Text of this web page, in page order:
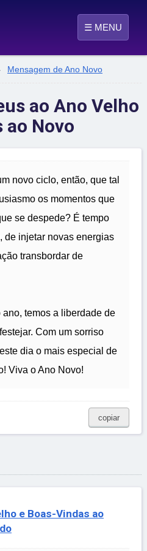
☰ MENU
Mensagem de Ano Novo
ao Ano Velho
ao Novo
novo ciclo, então, que tal
os momentos que
se despede? É tempo
de injetar novas energias
transbordar de
temos a liberdade de
Com um sorriso
dia o mais especial de
Viva o Ano Novo!
copiar
e Boas-Vindas ao